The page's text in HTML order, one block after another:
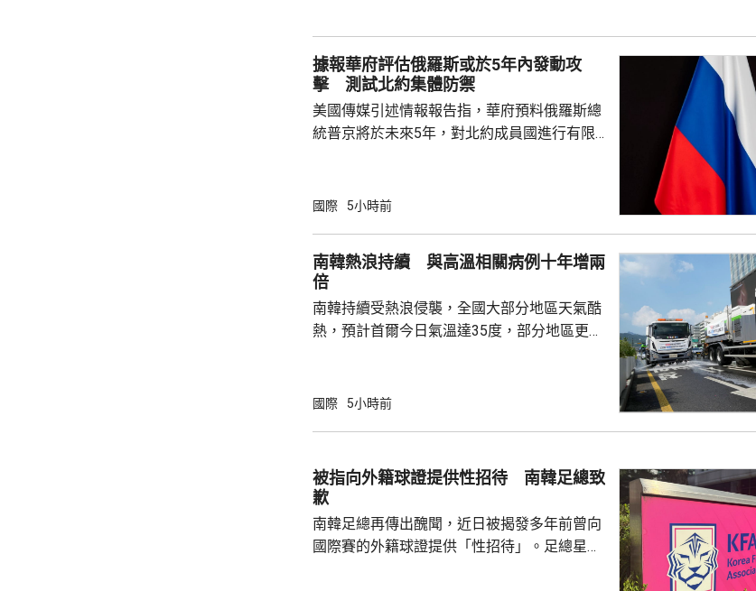
據報華府評估俄羅斯或於5年內發動攻
擊 測試北約集體防禦
美國傳媒引述情報報告指，華府預料俄羅斯總
統普京將於未來5年，對北約成員國進行有限
性，包括網絡攻擊或小規模入侵等，最有可能
地結束烏克蘭戰事的方式，便可能會升級對北
約的衝突。 北約拒絕置評，只表示一直評估不
同情況，準備好在必要時作出防衛和威...
國際 5小時前
南韓熱浪持續 與高溫相關病例十年增兩
倍
南韓持續受熱浪侵襲，全國大部分地區天氣酷
熱，預計首爾今日氣溫達35度，部分地區更高
天氣。 高溫天氣可能引致健康問題。南韓當局
2016至2020年增至658宗，過去5年稍為回
落，但仍有638宗。與高溫天氣有關的死亡病
國際 5小時前
被指向外籍球證提供性招待 南韓足總致
歉
南韓足總再傳出醜聞，近日被揭發多年前曾向
國際賽的外籍球證提供「性招待」。足總星期